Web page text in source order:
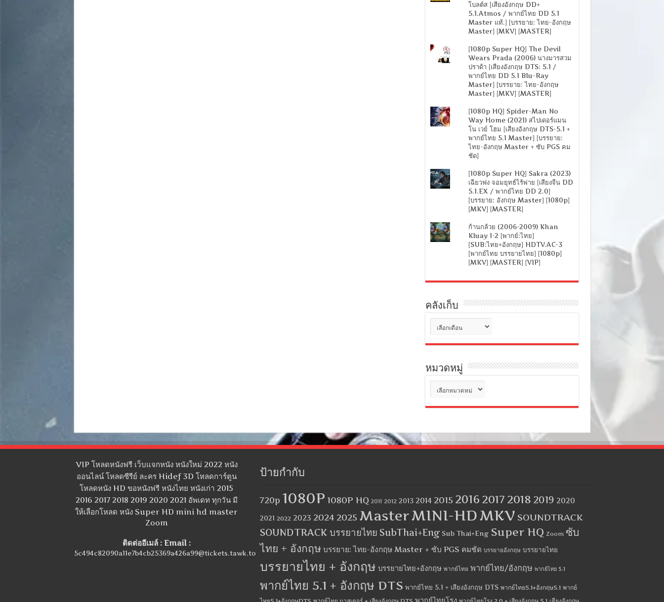
โบลต์ส [เสียงอังกฤษ DD+
5.1.Atmos / พากย์ไทย DD 5.1
Master แท้.] [บรรยาย: ไทย-อังกฤษ
Master] [MKV] [MASTER]
[1080p Super HQ] The Devil
Wears Prada (2006) นางมารสวม
ปราด้า [เสียงอังกฤษ DTS: 5.1 /
พากย์ไทย DD 5.1 Blu-Ray
Master] [บรรยาย: ไทย-อังกฤษ
Master] [MKV] [MASTER]
[1080p HQ] Spider-Man No
Way Home (2021) สไปเดอร์แมน
โน เวย์ โฮม [เสียงอังกฤษ DTS-5.1 +
พากย์ไทย 5.1 Master] [บรรยาย:
ไทย-อังกฤษ Master + ซับ PGS คม
ชัด]
[1080p Super HQ] Sakra (2023)
เฉียวฟง จอมยุทธ์ไร้พ่าย [เสียงจีน DD
5.1.EX / พากย์ไทย DD 2.0]
[บรรยาย: อังกฤษ Master] [1080p]
[MKV] [MASTER]
ก้านกล้วย (2006-2009) Khan
Kluay 1-2 [พากย์:ไทย]
[SUB:ไทย+อังกฤษ] HDTV.AC-3
[พากย์ไทย บรรยายไทย] [1080p]
[MKV] [MASTER] [VIP]
คลังเก็บ
เก็บ
หมวดหมู่
หมู่
VIP โหลดหนังฟรี เว็บแจกหนัง หนังใหม่ 2022 หนัง
ออนไลน์ โหลดซีรีย์ ละคร Hidef 3D โหลดการ์ตูน
โหลดหนัง HD ขอหนังฟรี หนังไทย หนังเก่า 2015
2016 2017 2018 2019 2020 2021 อัพเดท ทุกวัน มี
ให้เลือกโหลด หนัง Super HD mini hd master
Zoom
ติดต่ออีเมล์ : Email :
5c494c82090a11e7b4cb25369a426a99@tickets.tawk.to
ป้ายกำกับ
720p 1080P 1080P HQ 2011 2012 2013 2014 2015 2016 2017 2018 2019 2020
2021 2022 2023 2024 2025 MasterMINI-HDMKV SOUNDTRACK
SOUNDTRACK บรรยายไทย SubThai+Eng Sub Thai+Eng Super HQ Zoom ซับ
ไทย + อังกฤษ บรรยาย: ไทย-อังกฤษ Master + ซับ PGS คมชัด บรรยายอังกฤษ บรรยายไทย
บรรยายไทย + อังกฤษ บรรยายไทย+อังกฤษ พากย์ไทย พากย์ไทย/อังกฤษ พากย์ไทย 5.1
พากย์ไทย 5.1 + อังกฤษ DTS พากย์ไทย 5.1 + เสียงอังกฤษ DTS พากย์ไทย5.1+อังกฤษ5.1 พากย์